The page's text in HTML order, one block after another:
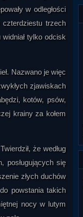
w odległości
czterdziestu trzech
tylko odcisk
Nazwano je więc
zjawiskach
kotów, psów,
krainy za kołem
że według
posługujących się
złych duchów
powstania takich
nocy w lutym